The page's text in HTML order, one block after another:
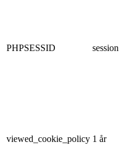
PHPSESSID session
viewed_cookie_policy 1 år